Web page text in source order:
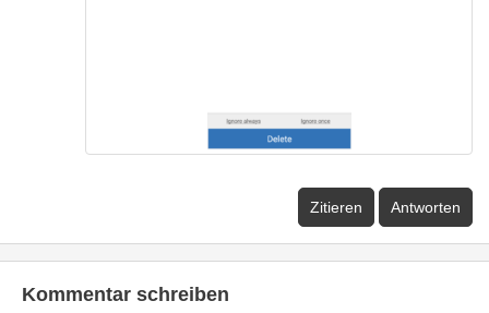
Zitieren Antworten
Kommentar schreiben